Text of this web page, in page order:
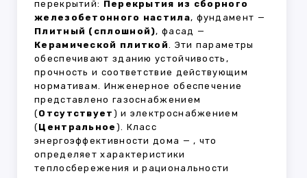
перекрытий: Перекрытия из сборного
железобетонного настила, фундамент —
Плитный (сплошной), фасад —
Керамической плиткой. Эти параметры
обеспечивают зданию устойчивость,
прочность и соответствие действующим
нормативам. Инженерное обеспечение
представлено газоснабжением
(Отсутствует ) и электроснабжением
(Центральное ). Класс
энергоэффективности дома —, что
определяет характеристики
теплосбережения и рациональности